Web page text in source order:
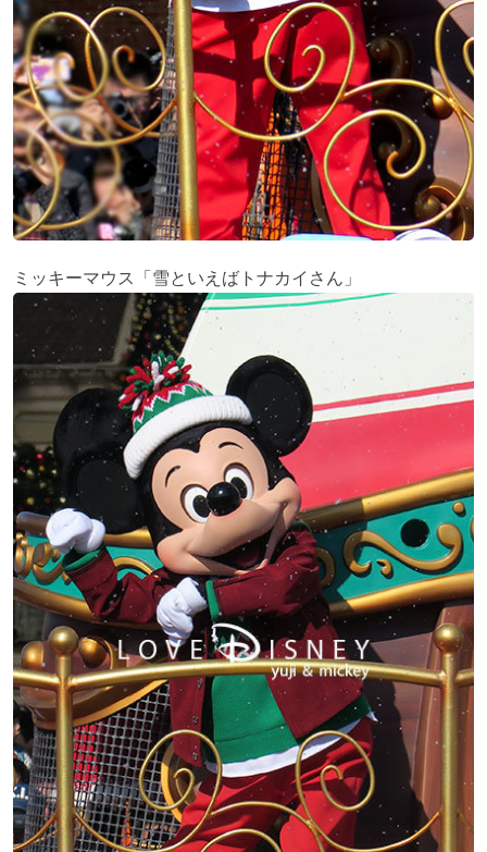
ミッキーマウス「雪といえばトナカイさん」